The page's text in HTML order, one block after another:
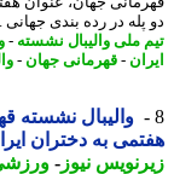
در رده بندی جهانی ...
ملی والیبال نشسته-
- قهرمانی جهان-والیبال
والیبال نشسته
به دختران ایران
نیوز-ورزشی-